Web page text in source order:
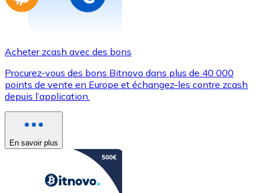
Acheter zcash avec des bons
Procurez-vous des bons Bitnovo dans plus de 40 000
points de vente en Europe et échangez-les contre zcash
depuis l’application.
En savoir plus